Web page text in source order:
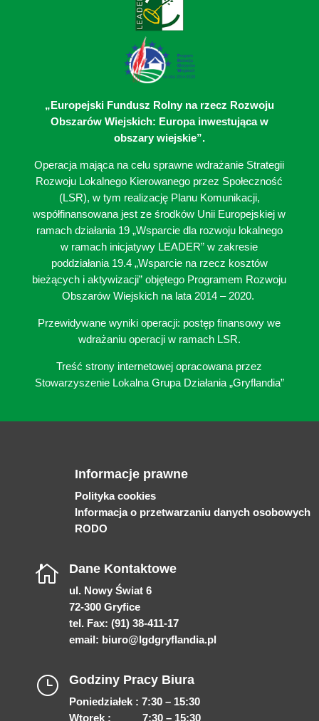
„Europejski Fundusz Rolny na rzecz Rozwoju
Obszarów Wiejskich: Europa inwestująca w
obszary wiejskie”.
Operacja mająca na celu sprawne wdrażanie Strategii
Rozwoju Lokalnego Kierowanego przez Społeczność
(LSR), w tym realizację Planu Komunikacji,
współfinansowana jest ze środków Unii Europejskiej w
ramach działania 19 „Wsparcie dla rozwoju lokalnego
w ramach inicjatywy LEADER” w zakresie
poddziałania 19.4 „Wsparcie na rzecz kosztów
bieżących i aktywizacji” objętego Programem Rozwoju
Obszarów Wiejskich na lata 2014 – 2020.
Przewidywane wyniki operacji: postęp finansowy we
wdrażaniu operacji w ramach LSR.
Treść strony internetowej opracowana przez
Stowarzyszenie Lokalna Grupa Działania „Gryflandia”
Informacje prawne
Polityka cookies
Informacja o przetwarzaniu danych osobowych
RODO
 Dane Kontaktowe
ul. Nowy Świat 6
72-300 Gryfice
tel. Fax: (91) 38-411-17
email: biuro@lgdgryflandia.pl
} Godziny Pracy Biura
Poniedziałek : 7:30 – 15:30
Wtorek : 7:30 – 15:30